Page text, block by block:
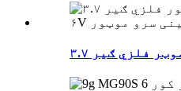
موټر فلزي ګیر